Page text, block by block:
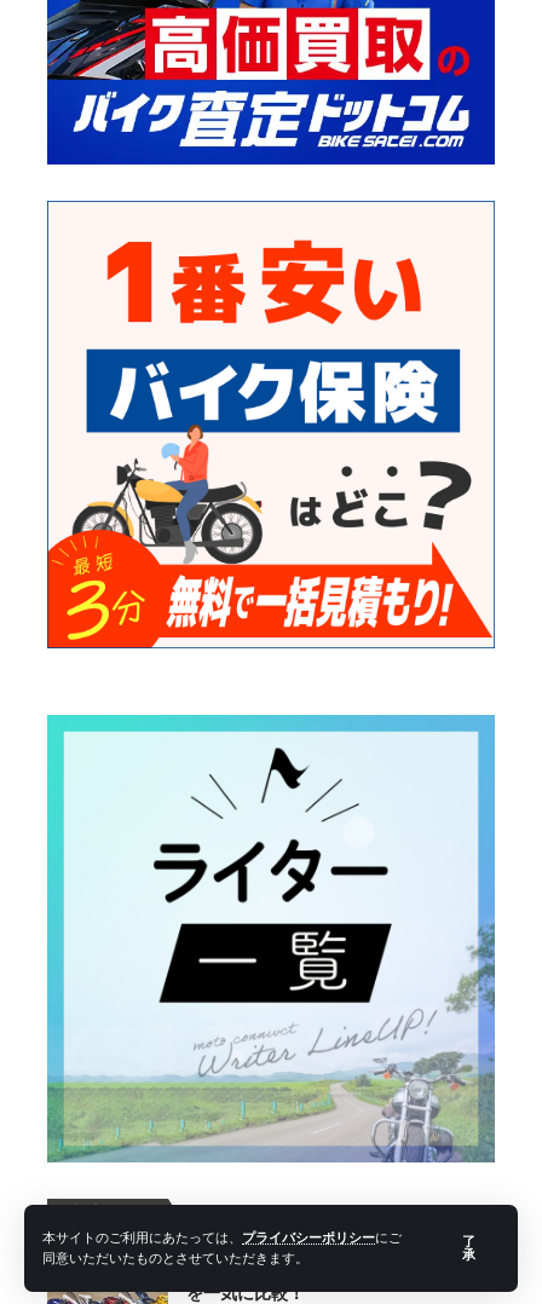
本サイトのご利用にあたっては、 プライバシーポリシーにご
同意いただいたものとさせていただきます。
了
承
【2026年最新】国産・海外リッターSS
を一気に比較！